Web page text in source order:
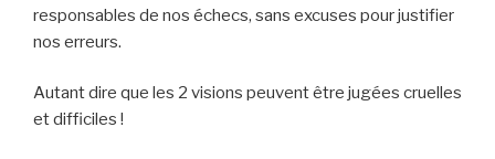
responsables de nos échecs, sans excuses pour justifier
nos erreurs.
Autant dire que les 2 visions peuvent être jugées cruelles
et difficiles !